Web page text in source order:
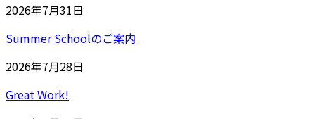
2026年7月31日
Summer Schoolのご案内
2026年7月28日
Great Work!